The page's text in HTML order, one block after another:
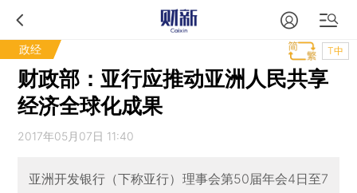
政经 T中
财政部：亚行应推动亚洲人民共享
经济全球化成果
2017年05月07日 11:40
亚洲开发银行（下称亚行）理事会第50届年会4日至7